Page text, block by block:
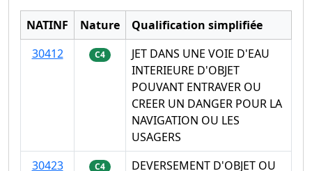
NATINF Nature
Qualification simplifiée
30412
C4
JET DANS UNE VOIE D'EAU
INTERIEURE D'OBJET
POUVANT ENTRAVER OU
CREER UN DANGER POUR LA
NAVIGATION OU LES
USAGERS
30423
C4
DEVERSEMENT D'OBJET OU